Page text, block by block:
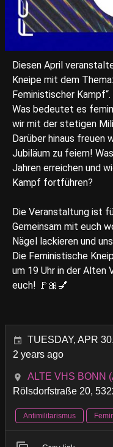
Diesen April
Kneipe mit dem
Feministischer Kampf“.
Was bedeutet es
wir mit der stetigen
Darüber hinaus freuen
Jubiläum zu feiern!
Jahren erreichen und
Kampf fortführen?
Die Veranstaltung ist
Gemeinsam mit euch
Nägel lackieren und
Die Feministische
um 19 Uhr in der Alten
euch! 🚩🎀💅
TUESDAY, APR
2 years ago
ALTE VHS BONN
Rölsdorfstraße 20,
Antimilitarismus